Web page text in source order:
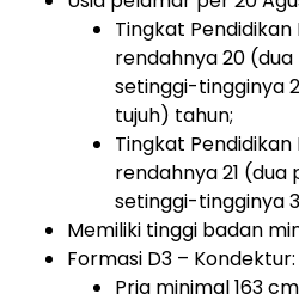
Tingkat
rendahnya 20
setinggi-tingginya
tujuh) tahun;
Tingkat
rendahnya 21
setinggi-tingginya
Memiliki tinggi badan
Formasi D3 – Kondektur:
Pria minimal 163